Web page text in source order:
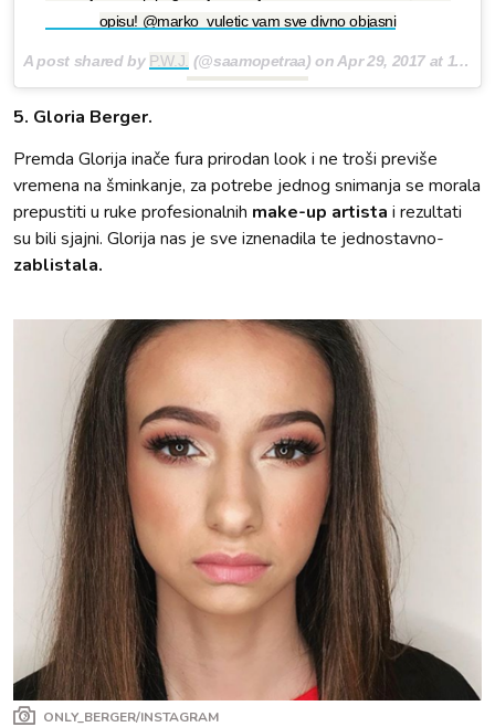
opisu! @marko_vuletic vam sve divno objasni
A post shared by P.W.J. (@saamopetraa) onApr 29, 2017 at 11:01am PDT
5. Gloria Berger.
Premda Glorija inače fura prirodan look i ne troši previše
vremena na šminkanje, za potrebe jednog snimanja se morala
prepustiti u ruke profesionalnih make-up artista i rezultati
su bili sjajni. Glorija nas je sve iznenadila te jednostavno-
zablistala.
ONLY_BERGER/INSTAGRAM